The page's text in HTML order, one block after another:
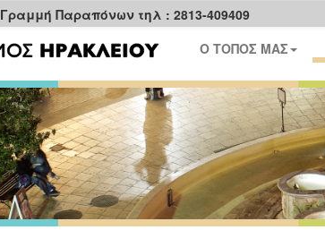
Γραμμή Παραπόνων τηλ : 2813-409409
Ο ΤΟΠΟΣ ΜΑΣ